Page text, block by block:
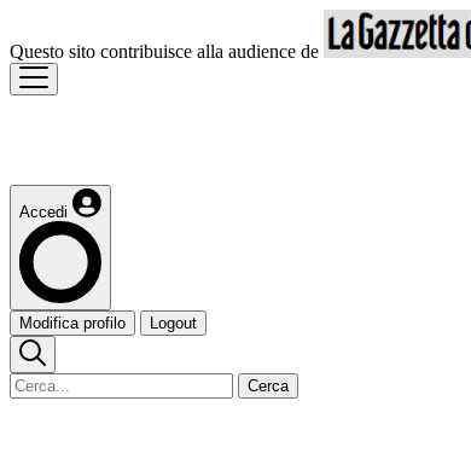
Questo sito contribuisce alla audience de
Accedi
Modifica profilo Logout
Cerca